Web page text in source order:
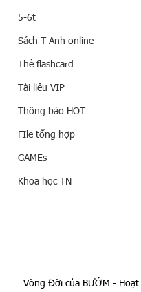
5-6t
Sách T-Anh online
Thẻ flashcard
Tài liệu VIP
Thông báo HOT
FIle tổng hợp
GAMEs
Khoa học TN
Vòng Đời của BƯỚM - Hoạt